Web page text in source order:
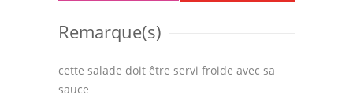
Remarque(s)
cette salade doit être servi froide avec sa
sauce